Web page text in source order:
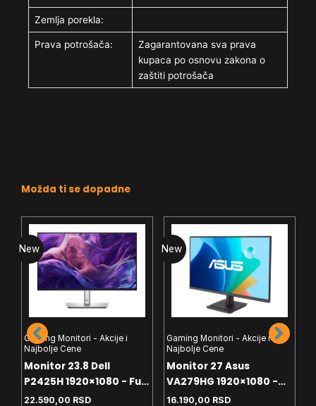
Zemlja porekla:
Prava potrošača:
Zagarantovana sva prava
kupaca po osnovu zakona o
zaštiti potrošača
Možda ti se dopadne
New
Gaming Monitori - Akcije i
Najbolje Cene
Monitor 23.8 Dell
P2425H 1920×1080 - Full
HD - IPS - 100Hz - 5ms -
22.590,00 RSD
New
Gaming Monitori - Akcije i
Najbolje Cene
Monitor 27 Asus
VA279HG 1920×1080 -
Full HD - IPS - 120Hz -
16.190,00 RSD